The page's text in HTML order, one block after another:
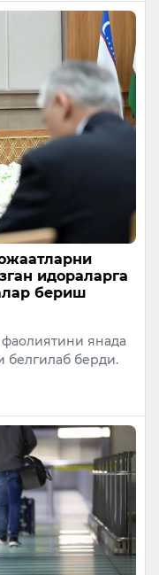
идораларга
бериш
янада
белгилаб берди.